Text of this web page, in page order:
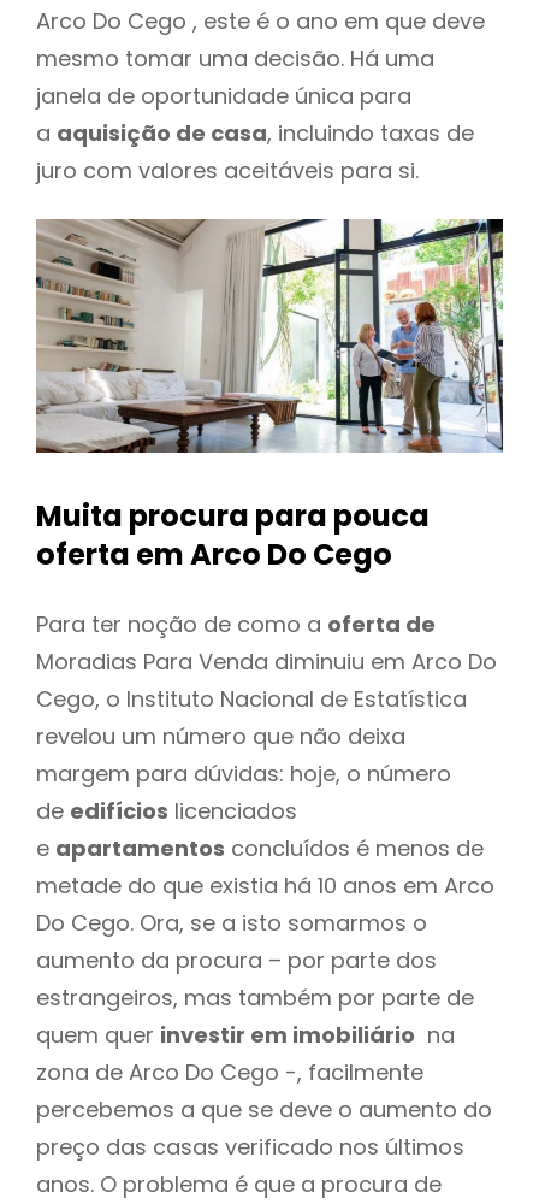
Arco Do Cego , este é o ano em que deve
mesmo tomar uma decisão. Há uma
janela de oportunidade única para
a aquisição de casa, incluindo taxas de
juro com valores aceitáveis para si.
Muita procura para pouca
oferta em Arco Do Cego
Para ter noção de como a oferta de
Moradias Para Venda diminuiu em Arco Do
Cego, o Instituto Nacional de Estatística
revelou um número que não deixa
margem para dúvidas: hoje, o número
de edifícios licenciados
e apartamentos concluídos é menos de
metade do que existia há 10 anos em Arco
Do Cego. Ora, se a isto somarmos o
aumento da procura – por parte dos
estrangeiros, mas também por parte de
quem quer investir em imobiliário na
zona de Arco Do Cego -, facilmente
percebemos a que se deve o aumento do
preço das casas verificado nos últimos
anos. O problema é que a procura de